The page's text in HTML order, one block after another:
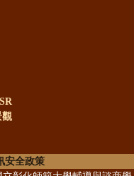
科會計畫
老師、趙淑
毅興老
觀
安全政策